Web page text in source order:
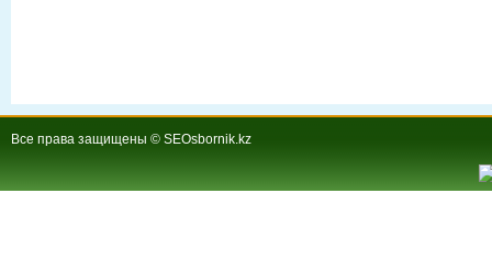
Все права защищены © SEOsbornik.kz